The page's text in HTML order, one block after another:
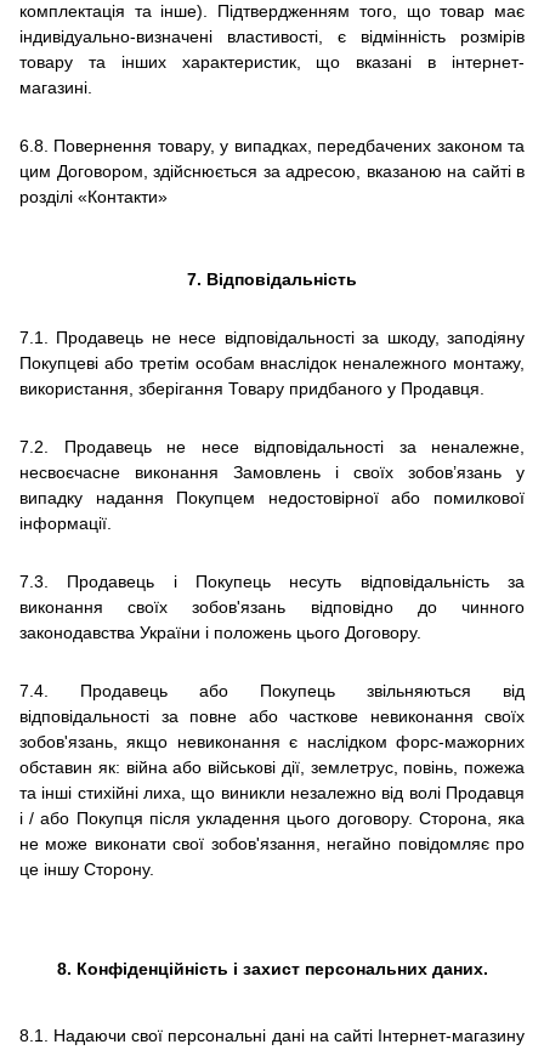
комплектація та інше).
Підтвердженням того, що товар має
індивідуально-визначені властивості, є відмінність розмірів
товару та інших характеристик, що вказані в
інтернет-
магазині.
6.8. Повернення товару, у випадках, передбачених законом та
цим Договором, здійснюється за адресою, вказаною на сайті в
розділі «Контакти»
7. Відповідальність
7.1.
Продавець не несе відповідальності за шкоду, заподіяну
Покупцеві або третім особам внаслідок неналежного монтажу,
використання, зберігання Товару придбаного у Продавця.
7.2.
Продавець не несе відповідальності за неналежне,
несвоєчасне виконання Замовлень і своїх зобов’язань у
випадку надання Покупцем недостовірної або помилкової
інформації.
7.3.
Продавець і Покупець несуть відповідальність за
виконання своїх зобов'язань відповідно до чинного
законодавства України і положень цього Договору.
7.4.
Продавець або Покупець звільняються від
відповідальності за повне або часткове невиконання своїх
зобов'язань, якщо невиконання є наслідком форс-мажорних
обставин як: війна або військові дії, землетрус, повінь, пожежа
та інші стихійні лиха, що виникли незалежно від волі Продавця
і / або Покупця після укладення цього договору. Сторона, яка
не може виконати свої зобов'язання, негайно повідомляє про
це іншу Сторону.
8. Конфіденційність і захист персональних даних.
8.1. Надаючи свої персональні дані на сайті Інтернет-магазину